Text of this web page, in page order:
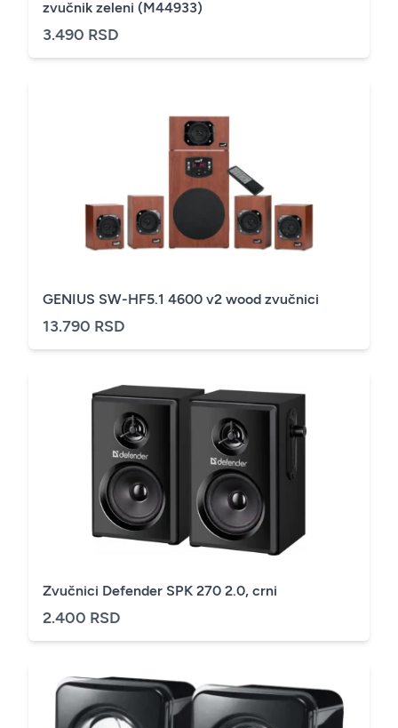
zvučnik zeleni (M44933)
3.490 RSD
GENIUS SW-HF5.1 4600 v2 wood zvučnici
13.790 RSD
Zvučnici Defender SPK 270 2.0, crni
2.400 RSD